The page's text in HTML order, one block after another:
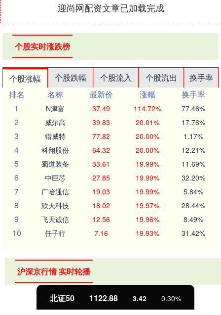
迎尚网配资文章已加载完成
个股实时涨跌榜
个股涨幅 个股跌幅 个股流入 个股流出
换手率
排名
名称 最新价 涨幅
换手率
1
N津富 37.49 114.72% 77.46%
2 威尔高 39.83 20.01% 17.76%
3 锴威特 77.82 20.00% 1.17%
4 科翔股份 64.32 20.00% 12.21%
5 蜀道装备 33.61 19.99% 11.69%
6 中巨芯 27.85 19.99% 32.20%
7 广哈通信 19.03 19.99% 5.84%
8 欣天科技 18.02 19.97% 28.44%
9 飞天诚信 12.56 19.96% 8.49%
10 任子行 7.16 19.93% 31.42%
沪深京行情 实时轮播
北证50 1122.88 3.42 0.30%